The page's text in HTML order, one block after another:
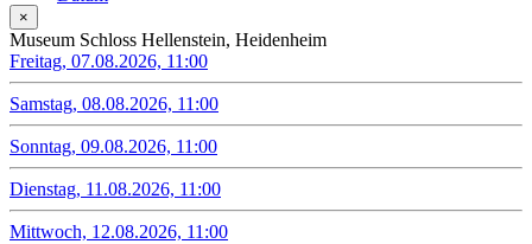
×
Museum Schloss Hellenstein, Heidenheim
Freitag, 07.08.2026, 11:00
Samstag, 08.08.2026, 11:00
Sonntag, 09.08.2026, 11:00
Dienstag, 11.08.2026, 11:00
Mittwoch, 12.08.2026, 11:00